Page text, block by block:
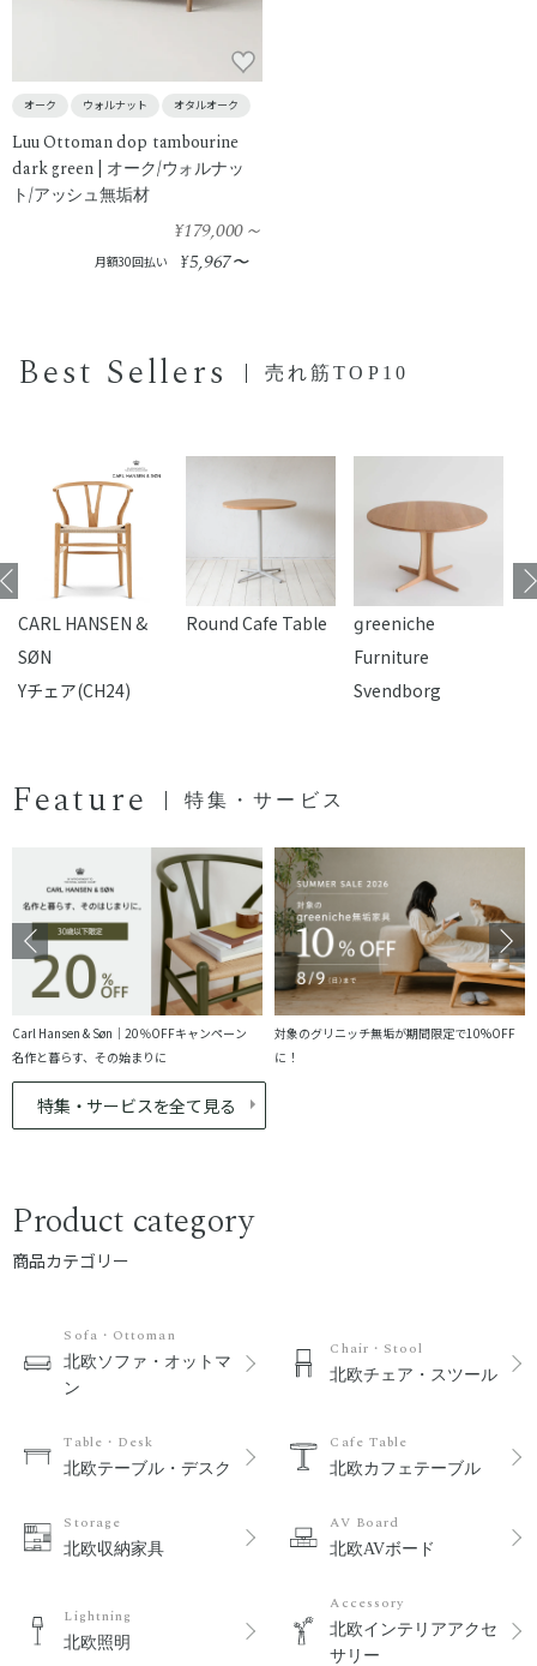
オーク ウォルナット オタルオーク
Luu Ottoman dop tambourine
dark green | オーク/ウォルナッ
ト/アッシュ無垢材
¥179,000～
月額30回払い ¥5,967〜
Best Sellers 売れ筋TOP10
CARL HANSEN &
SØN
Yチェア(CH24)
Round Cafe Table
reeniche
Furniture
Svendborg
Feature 特集・サービス
Carl Hansen & Søn｜20％OFFキャンペーン
名作と暮らす、その始まりに
対象のグリニッチ無垢が期間限定で10%OFF
に！
特集・サービスを全て見る
Product category
商品カテゴリー
Sofa・Ottoman
北欧ソファ・オットマ
ン
Chair・Stool
北欧チェア・スツール
Table・Desk
北欧テーブル・デスク
Cafe Table
北欧カフェテーブル
Storage
北欧収納家具
AV Board
北欧AVボード
Lightning
北欧照明
Accessory
北欧インテリアアクセ
サリー